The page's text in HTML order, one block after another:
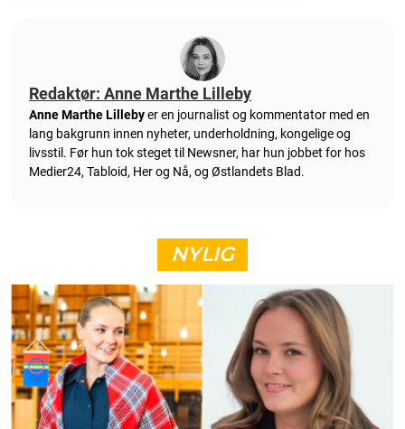
Redaktør: Anne Marthe Lilleby
Anne Marthe Lillebyer en journalist og kommentator med en
lang bakgrunn innen nyheter, underholdning, kongelige og
livsstil. Før hun tok steget til Newsner, har hun jobbet for hos
Medier24, Tabloid, Her og Nå, og Østlandets Blad.
NYLIG